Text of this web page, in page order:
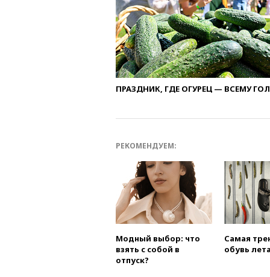
ПРАЗДНИК, ГДЕ ОГУРЕЦ — ВСЕМУ
РЕКОМЕНДУЕМ:
Модный выбор: что
взять с собой в
отпуск?
Самая
обувь